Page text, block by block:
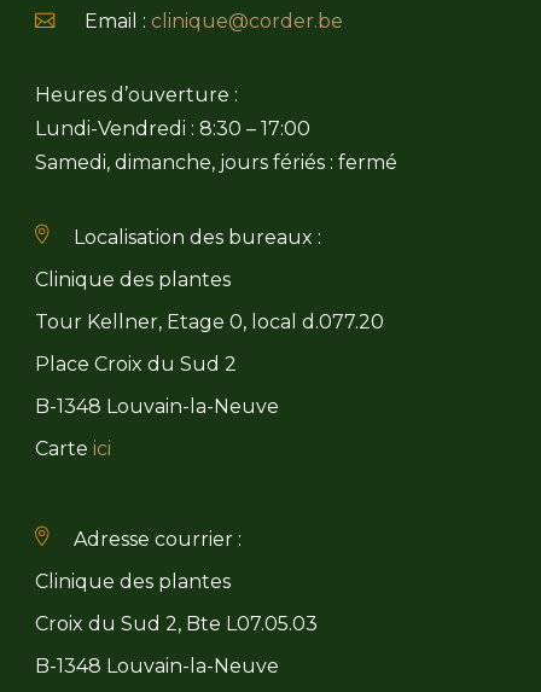
Email : clinique@corder.be
Heures d’ouverture :
Lundi-Vendredi : 8:30 – 17:00
Samedi, dimanche, jours fériés : fermé
Localisation des bureaux :
Clinique des plantes
Tour Kellner, Etage 0, local d.077.20
Place Croix du Sud 2
B-1348 Louvain-la-Neuve
Carte ici
Adresse courrier :
Clinique des plantes
Croix du Sud 2, Bte L07.05.03
B-1348 Louvain-la-Neuve